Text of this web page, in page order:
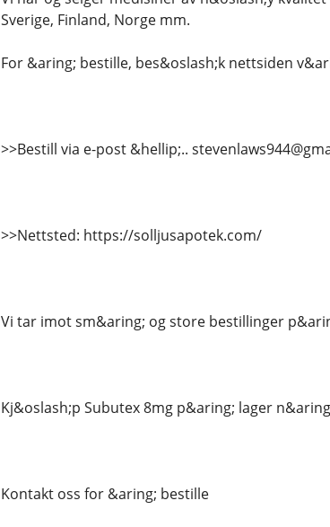
Sverige, Finland, Norge mm.
For &aring; bestille, bes&oslash;k nettsiden
>>Bestill via e-post &hellip;..
>>Nettsted: https://solljusapotek.com/
Vi tar imot sm&aring; og store bestillinger
Kj&oslash;p Subutex 8mg p&aring; lager
Kontakt oss for &aring; bestille